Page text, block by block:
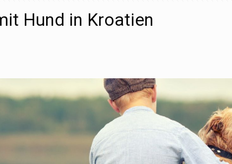
Hund in Kroatien